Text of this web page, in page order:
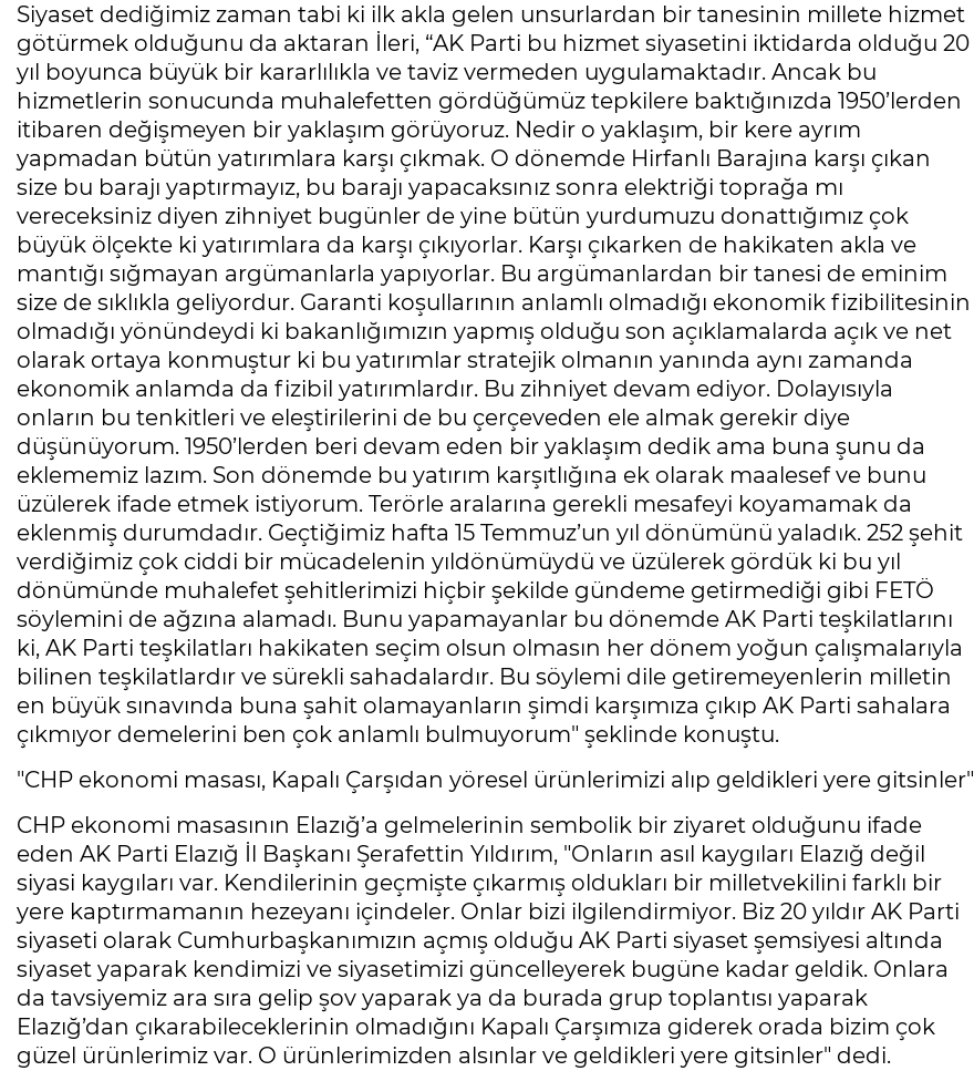
Siyaset dediğimiz zaman tabi ki ilk akla gelen unsurlardan bir tanesinin millete hizmet
götürmek olduğunu da aktaran İleri, “AK Parti bu hizmet siyasetini iktidarda olduğu 20
yıl boyunca büyük bir kararlılıkla ve taviz vermeden uygulamaktadır. Ancak bu
hizmetlerin sonucunda muhalefetten gördüğümüz tepkilere baktığınızda 1950’lerden
itibaren değişmeyen bir yaklaşım görüyoruz. Nedir o yaklaşım, bir kere ayrım
yapmadan bütün yatırımlara karşı çıkmak. O dönemde Hirfanlı Barajına karşı çıkan
size bu barajı yaptırmayız, bu barajı yapacaksınız sonra elektriği toprağa mı
vereceksiniz diyen zihniyet bugünler de yine bütün yurdumuzu donattığımız çok
büyük ölçekte ki yatırımlara da karşı çıkıyorlar. Karşı çıkarken de hakikaten akla ve
mantığı sığmayan argümanlarla yapıyorlar. Bu argümanlardan bir tanesi de eminim
size de sıklıkla geliyordur. Garanti koşullarının anlamlı olmadığı ekonomik fizibilitesinin
olmadığı yönündeydi ki bakanlığımızın yapmış olduğu son açıklamalarda açık ve net
olarak ortaya konmuştur ki bu yatırımlar stratejik olmanın yanında aynı zamanda
ekonomik anlamda da fizibil yatırımlardır. Bu zihniyet devam ediyor. Dolayısıyla
onların bu tenkitleri ve eleştirilerini de bu çerçeveden ele almak gerekir diye
düşünüyorum. 1950’lerden beri devam eden bir yaklaşım dedik ama buna şunu da
eklememiz lazım. Son dönemde bu yatırım karşıtlığına ek olarak maalesef ve bunu
üzülerek ifade etmek istiyorum. Terörle aralarına gerekli mesafeyi koyamamak da
eklenmiş durumdadır. Geçtiğimiz hafta 15 Temmuz’un yıl dönümünü yaladık. 252 şehit
verdiğimiz çok ciddi bir mücadelenin yıldönümüydü ve üzülerek gördük ki bu yıl
dönümünde muhalefet şehitlerimizi hiçbir şekilde gündeme getirmediği gibi FETÖ
söylemini de ağzına alamadı. Bunu yapamayanlar bu dönemde AK Parti teşkilatlarını
ki, AK Parti teşkilatları hakikaten seçim olsun olmasın her dönem yoğun çalışmalarıyla
bilinen teşkilatlardır ve sürekli sahadalardır. Bu söylemi dile getiremeyenlerin milletin
en büyük sınavında buna şahit olamayanların şimdi karşımıza çıkıp AK Parti sahalara
çıkmıyor demelerini ben çok anlamlı bulmuyorum" şeklinde konuştu.
"CHP ekonomi masası, Kapalı Çarşıdan yöresel ürünlerimizi alıp geldikleri yere gitsinler"
CHP ekonomi masasının Elazığ’a gelmelerinin sembolik bir ziyaret olduğunu ifade
eden AK Parti Elazığ İl Başkanı Şerafettin Yıldırım, "Onların asıl kaygıları Elazığ değil
siyasi kaygıları var. Kendilerinin geçmişte çıkarmış oldukları bir milletvekilini farklı bir
yere kaptırmamanın hezeyanı içindeler. Onlar bizi ilgilendirmiyor. Biz 20 yıldır AK Parti
siyaseti olarak Cumhurbaşkanımızın açmış olduğu AK Parti siyaset şemsiyesi altında
siyaset yaparak kendimizi ve siyasetimizi güncelleyerek bugüne kadar geldik. Onlara
da tavsiyemiz ara sıra gelip şov yaparak ya da burada grup toplantısı yaparak
Elazığ’dan çıkarabileceklerinin olmadığını Kapalı Çarşımıza giderek orada bizim çok
güzel ürünlerimiz var. O ürünlerimizden alsınlar ve geldikleri yere gitsinler" dedi.